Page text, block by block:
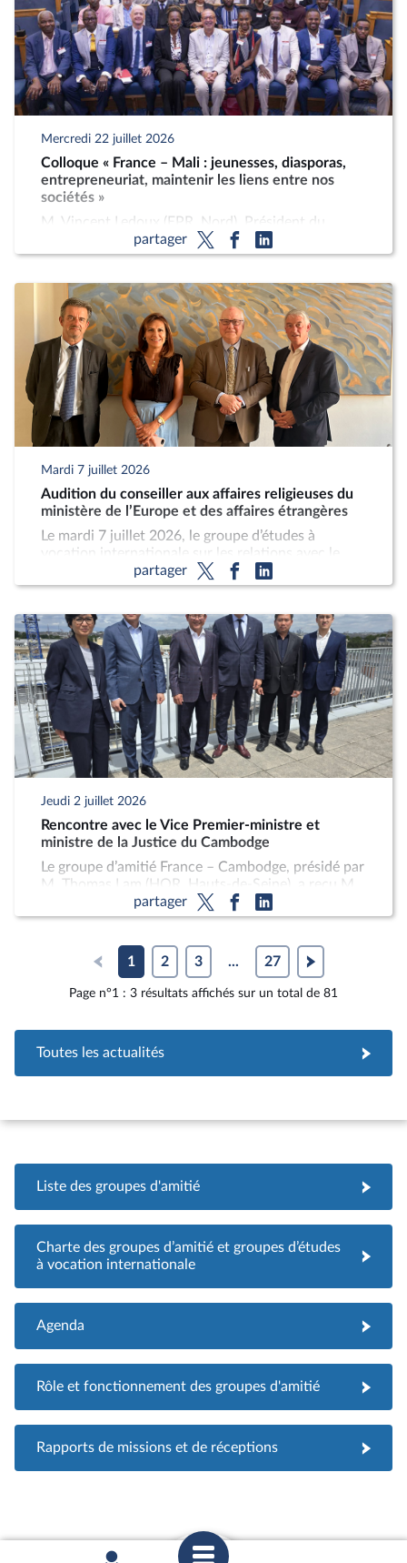
Mercredi 22 juillet 2026
Colloque « France – Mali : jeunesses, diasporas,
entrepreneuriat, maintenir les liens entre nos
sociétés »
M. Vincent Ledoux (EPR, Nord), Président du
groupe d’amitié France-Mali, a organisé un
colloque sur le rôle des sociétés civiles pour
partager
Mardi 7 juillet 2026
Audition du conseiller aux affaires religieuses du
ministère de l’Europe et des affaires étrangères
Le mardi 7 juillet 2026, le groupe d’études à
vocation internationale sur les relations avec le
Saint-Siège, présidé par M. Emmanuel Mandon
(Dem, Loire), a auditionné M. Jean-Christophe
ministère de l’Europe et des affaires étrangères.
partager
Jeudi 2 juillet 2026
Rencontre avec le Vice Premier-ministre et
ministre de la Justice du Cambodge
Le groupe d’amitié France – Cambodge, présidé par
M. Thomas Lam (HOR, Hauts-de-Seine), a reçu M.
Rith Koeut, Vice-Premier Ministre et Ministre de la
Justice du Cambodge, accompagné de M. Davann
Sang, Sous-Secrétaire d’État à la Justice, et M.
Samphy Phov, Directeur général de
l’administration des tribunaux.
partager
1 2 3 ... 27
Page n°1 : 3 résultats affichés sur un total de 81
Toutes les actualités
Liste des groupes d'amitié
Charte des groupes d’amitié et groupes d’études
à vocation internationale
Agenda
Rôle et fonctionnement des groupes d'amitié
Rapports de missions et de réceptions